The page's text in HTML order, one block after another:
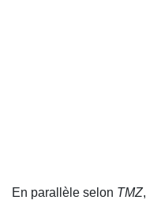
En parallèle selon TMZ,